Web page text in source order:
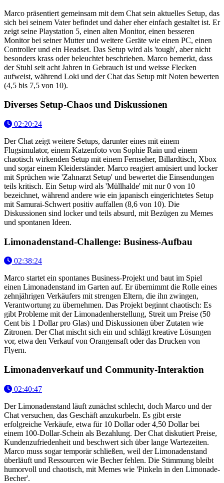
Marco präsentiert gemeinsam mit dem Chat sein aktuelles Setup, das
sich bei seinem Vater befindet und daher eher einfach gestaltet ist. Er
zeigt seine Playstation 5, einen alten Monitor, einen besseren
Monitor bei seiner Mutter und weitere Geräte wie einen PC, einen
Controller und ein Headset. Das Setup wird als 'tough', aber nicht
besonders krass oder beleuchtet beschrieben. Marco bemerkt, dass
der Stuhl seit acht Jahren in Gebrauch ist und weisse Flecken
aufweist, während Loki und der Chat das Setup mit Noten bewerten
(4,5 bis 7,5 von 10).
Diverses Setup-Chaos und Diskussionen
02:20:24
Der Chat zeigt weitere Setups, darunter eines mit einem
Flugsimulator, einem Katzenfoto von Sophie Rain und einem
chaotisch wirkenden Setup mit einem Fernseher, Billardtisch, Xbox
und sogar einem Kleiderständer. Marco reagiert amüsiert und locker
mit Sprüchen wie 'Zahnarzt Setup' und bewertet die Einsendungen
teils kritisch. Ein Setup wird als 'Müllhalde' mit nur 0 von 10
bezeichnet, während andere wie ein japanisch eingerichtetes Setup
mit Samurai-Schwert positiv auffallen (8,6 von 10). Die
Diskussionen sind locker und teils absurd, mit Bezügen zu Memes
und spontanen Ideen.
Limonadenstand-Challenge: Business-Aufbau
02:38:24
Marco startet ein spontanes Business-Projekt und baut im Spiel
einen Limonadenstand im Garten auf. Er übernimmt die Rolle eines
zehnjährigen Verkäufers mit strengen Eltern, die ihn zwingen,
Verantwortung zu übernehmen. Das Projekt beginnt chaotisch: Es
gibt Probleme mit der Limonadenherstellung, Streit um Preise (50
Cent bis 1 Dollar pro Glas) und Diskussionen über Zutaten wie
Zitronen. Der Chat mischt sich ein und schlägt kreative Lösungen
vor, etwa den Verkauf von Orangensaft oder das Drucken von
Flyern.
Limonadenverkauf und Community-Interaktion
02:40:47
Der Limonadenstand läuft zunächst schlecht, doch Marco und der
Chat versuchen, das Geschäft anzukurbeln. Es gibt erste
erfolgreiche Verkäufe, etwa für 10 Dollar oder 4,50 Dollar bei
einem 100-Dollar-Schein als Bezahlung. Der Chat diskutiert Preise,
Kundenzufriedenheit und beschwert sich über lange Wartezeiten.
Marco muss sogar temporär schließen, weil der Limonadenstand
überläuft und Ressourcen wie Becher fehlen. Die Stimmung bleibt
humorvoll und chaotisch, mit Memes wie 'Pinkeln in den Limonade-
Becher'.